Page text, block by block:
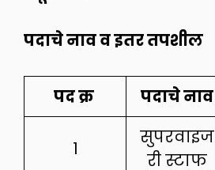
पदाचे नाव व इतर तपशील
पद क्र पदाचे नाव
1
सुपरवाइज
री स्टाफ